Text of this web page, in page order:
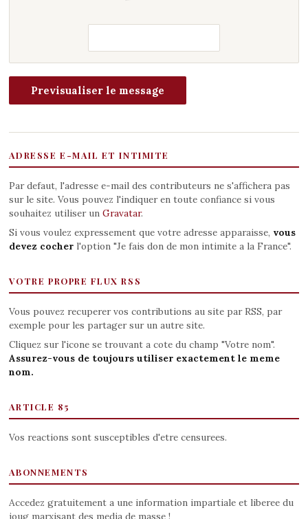
ADRESSE E-MAIL ET INTIMITE
Par defaut, l'adresse e-mail des contributeurs ne s'affichera pas
sur le site. Vous pouvez l'indiquer en toute confiance si vous
souhaitez utiliser un Gravatar.
Si vous voulez expressement que votre adresse apparaisse, vous
devez cocherl'option "Je fais don de mon intimite a la France".
VOTRE PROPRE FLUX RSS
Vous pouvez recuperer vos contributions au site par RSS, par
exemple pour les partager sur un autre site.
Cliquez sur l'icone se trouvant a cote du champ "Votre nom".
Assurez-vous de toujours utiliser exactement le meme
nom.
ARTICLE 85
Vos reactions sont susceptibles d'etre censurees.
ABONNEMENTS
Accedez gratuitement a une information impartiale et liberee du